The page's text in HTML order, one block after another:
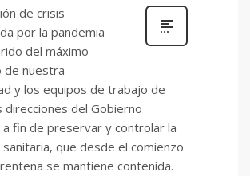
de crisis
por la pandemia
del máximo
de nuestra
y los equipos de trabajo de
direcciones del Gobierno
a fin de preservar y controlar la
sanitaria, que desde el comienzo
se mantiene contenida.